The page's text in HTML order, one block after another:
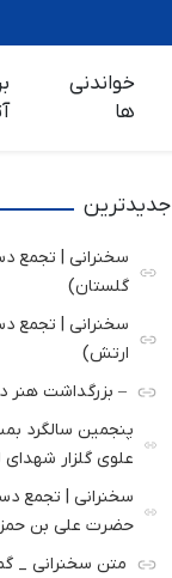
خواندنی
ها
جدیدترین
سخنرانی | تجمع
گلستان)
سخنرانی | تجمع
ارتش)
– بزرگداشت هنر
پنجمین سالگرد
علوی گلزار شهدای
سخنرانی | تجمع
حضرت علی بن
متن سخنرانی _ گمان (1) _ شب اول